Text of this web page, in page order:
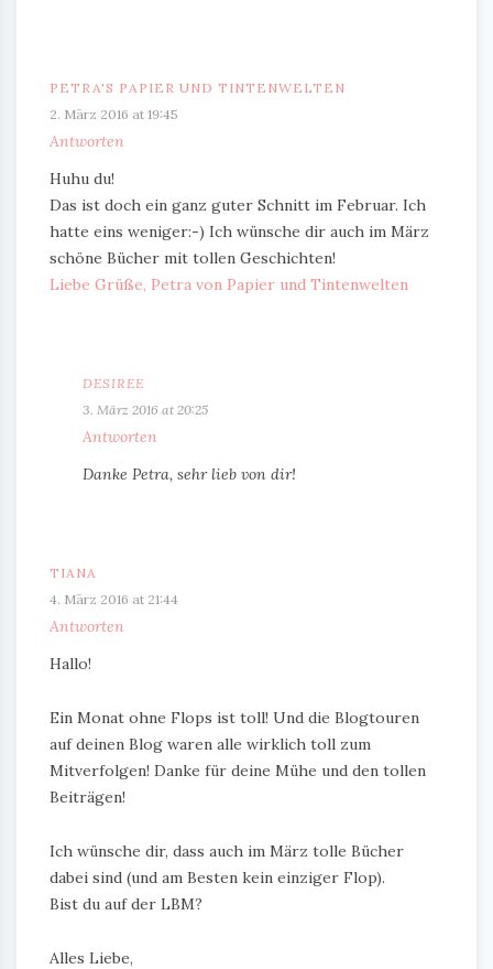
PETRA'S PAPIER UND TINTENWELTEN
2. März 2016 at 19:45
Antworten
Huhu du!
Das ist doch ein ganz guter Schnitt im Februar. Ich
hatte eins weniger:-) Ich wünsche dir auch im März
schöne Bücher mit tollen Geschichten!
Liebe Grüße, Petra von Papier und Tintenwelten
DESIREE
3. März 2016 at 20:25
Antworten
Danke Petra, sehr lieb von dir!
TIANA
4. März 2016 at 21:44
Antworten
Hallo!
Ein Monat ohne Flops ist toll! Und die Blogtouren
auf deinen Blog waren alle wirklich toll zum
Mitverfolgen! Danke für deine Mühe und den tollen
Beiträgen!
Ich wünsche dir, dass auch im März tolle Bücher
dabei sind (und am Besten kein einziger Flop).
Bist du auf der LBM?
Alles Liebe,